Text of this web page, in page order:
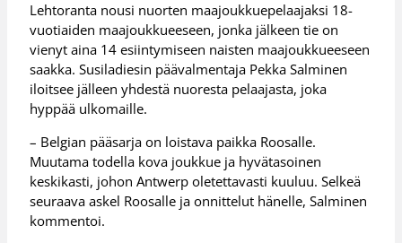
Lehtoranta nousi nuorten maajoukkuepelaajaksi 18-
vuotiaiden maajoukkueeseen, jonka jälkeen tie on
vienyt aina 14 esiintymiseen naisten maajoukkueeseen
saakka. Susiladiesin päävalmentaja Pekka Salminen
iloitsee jälleen yhdestä nuoresta pelaajasta, joka
hyppää ulkomaille.
– Belgian pääsarja on loistava paikka Roosalle.
Muutama todella kova joukkue ja hyvätasoinen
keskikasti, johon Antwerp oletettavasti kuuluu. Selkeä
seuraava askel Roosalle ja onnittelut hänelle, Salminen
kommentoi.